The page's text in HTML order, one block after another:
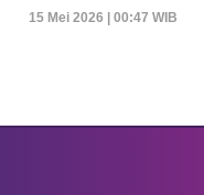
15 Mei 2026 | 00:47 WIB